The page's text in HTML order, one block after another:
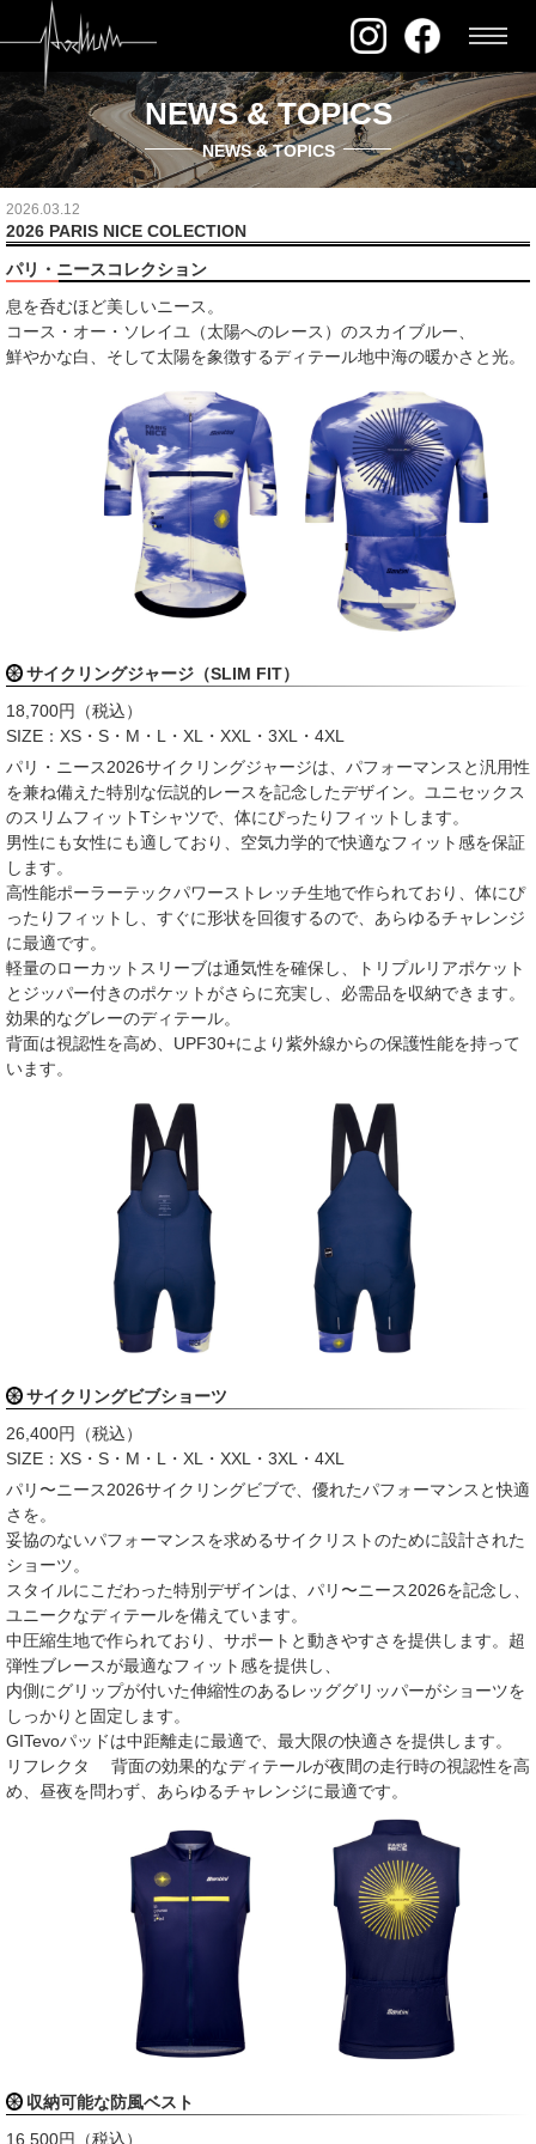
NEWS & TOPICS
NEWS & TOPICS
2026.03.12
2026 PARIS NICE COLECTION
パリ・ニースコレクション
息を呑むほど美しいニース。
コース・オー・ソレイユ（太陽へのレース）のスカイブルー、
鮮やかな白、そして太陽を象徴するディテール地中海の暖かさと光。
サイクリングジャージ（SLIM FIT）
18,700円（税込）
SIZE：XS・S・M・L・XL・XXL・3XL・4XL
パリ・ニース2026サイクリングジャージは、パフォーマンスと汎用性
を兼ね備えた特別な伝説的レースを記念したデザイン。ユニセックス
のスリムフィットTシャツで、体にぴったりフィットします。
男性にも女性にも適しており、空気力学的で快適なフィット感を保証
します。
高性能ポーラーテックパワーストレッチ生地で作られており、体にぴ
ったりフィットし、すぐに形状を回復するので、あらゆるチャレンジ
に最適です。
軽量のローカットスリーブは通気性を確保し、トリプルリアポケット
とジッパー付きのポケットがさらに充実し、必需品を収納できます。
効果的なグレーのディテール。
背面は視認性を高め、UPF30+により紫外線からの保護性能を持って
います。
サイクリングビブショーツ
26,400円（税込）
SIZE：XS・S・M・L・XL・XXL・3XL・4XL
パリ〜ニース2026サイクリングビブで、優れたパフォーマンスと快適
さを。
妥協のないパフォーマンスを求めるサイクリストのために設計された
ショーツ。
スタイルにこだわった特別デザインは、パリ〜ニース2026を記念し、
ユニークなディテールを備えています。
中圧縮生地で作られており、サポートと動きやすさを提供します。超
弾性ブレースが最適なフィット感を提供し、
内側にグリップが付いた伸縮性のあるレッググリッパーがショーツを
しっかりと固定します。
GITevoパッドは中距離走に最適で、最大限の快適さを提供します。
リフレクタ 背面の効果的なディテールが夜間の走行時の視認性を高
め、昼夜を問わず、あらゆるチャレンジに最適です。
収納可能な防風ベスト
16,500円（税込）